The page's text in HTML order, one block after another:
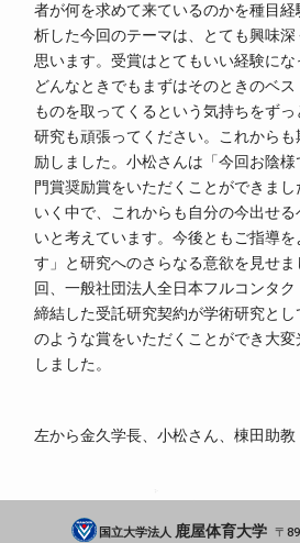
者が何を求めて来ているのかを種目
析した今回のテーマは、とても興味深
思います。受賞はとてもいい経験にな
どんなときでもまずはそのときのベ
ものを取ってくるという気持ちをず
研究も頑張ってください。これから
励しました。小松さんは「今回お陰
門賞奨励賞をいただくことができま
いく中で、これからも自分の今出せ
いと考えています。今後ともご指導を
す」と研究へのさらなる意欲を見せ
回、一般社団法人全日本フルコンタ
締結した受託研究契約が学術研究とし
のような賞をいただくことができ大変
しました。
左から金久学長、小松さん、棟田助教
国立大学法人 鹿屋体育大学